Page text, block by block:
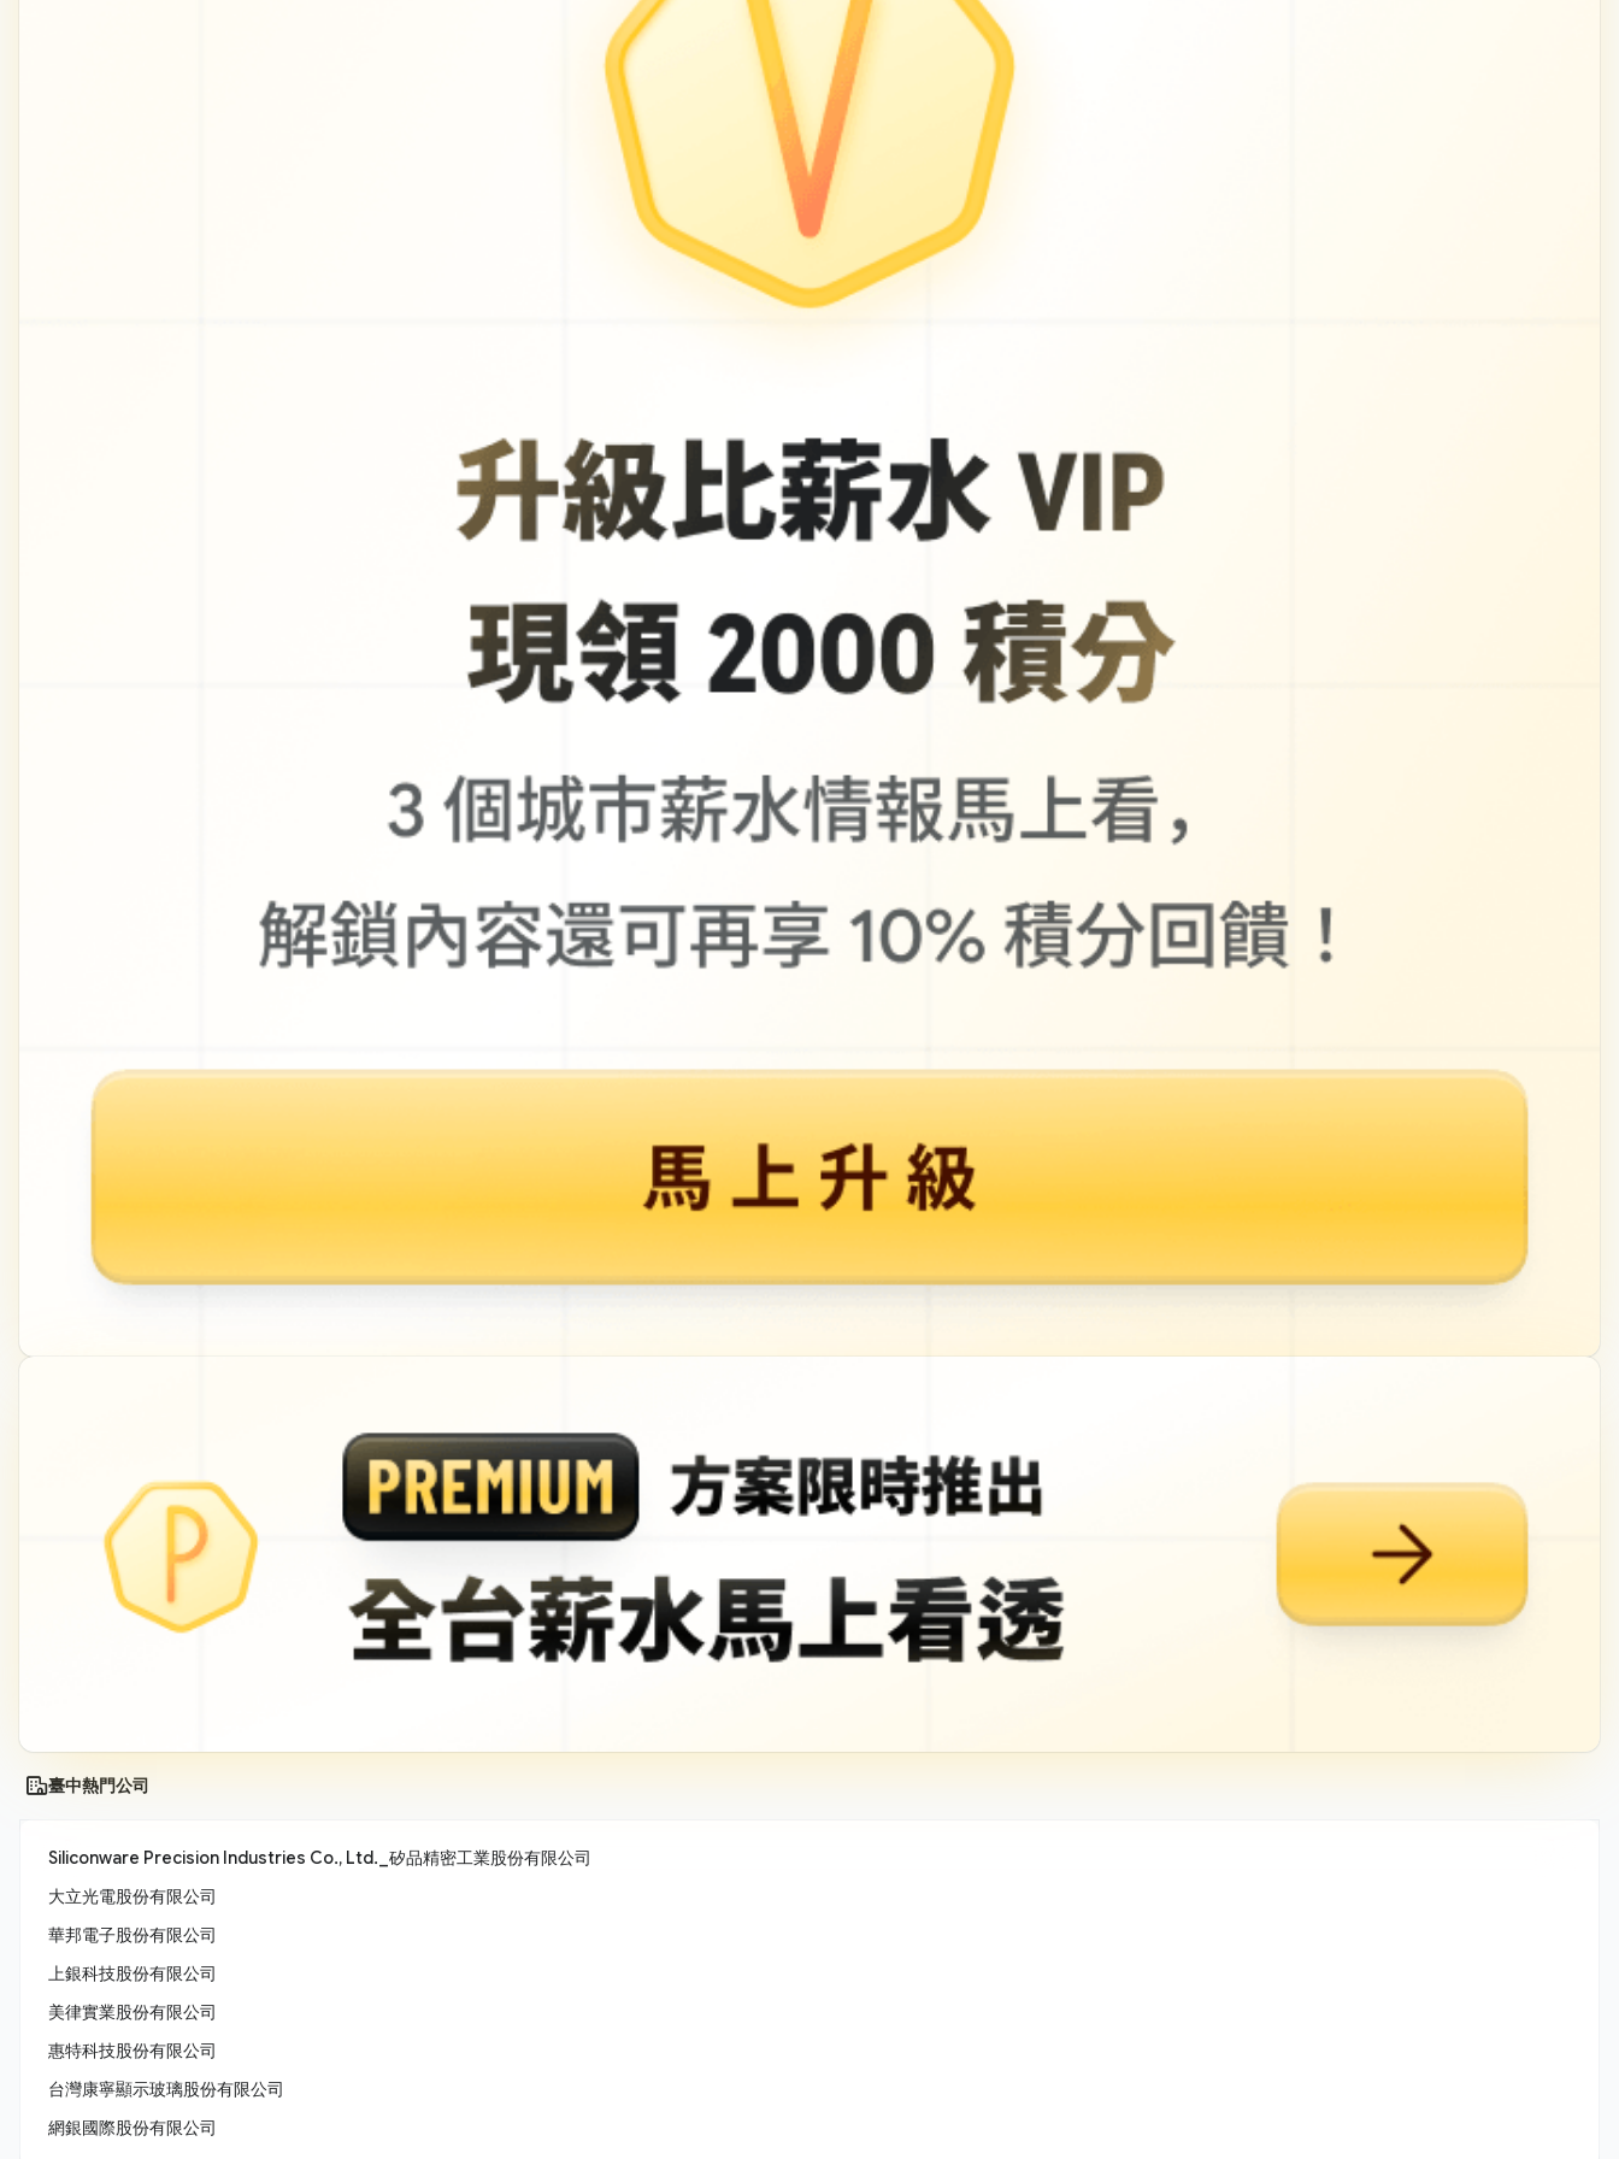
臺中熱門公司
Siliconware Precision Industries Co., Ltd._矽品精密工業股份有限公司
大立光電股份有限公司
華邦電子股份有限公司
上銀科技股份有限公司
美律實業股份有限公司
惠特科技股份有限公司
台灣康寧顯示玻璃股份有限公司
網銀國際股份有限公司